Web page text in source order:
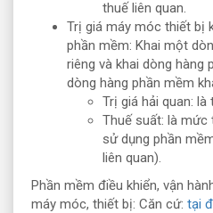
thuế liên quan.
Trị giá máy móc thiết bị
phần mềm: Khai một
riêng và khai dòng hàng
dòng hàng phần mềm
Trị giá hải quan: là
Thuế suất: là
sử dụng phần
liên quan).
Phần mềm điều khiển, vận
máy móc, thiết bị: Căn cứ: tại